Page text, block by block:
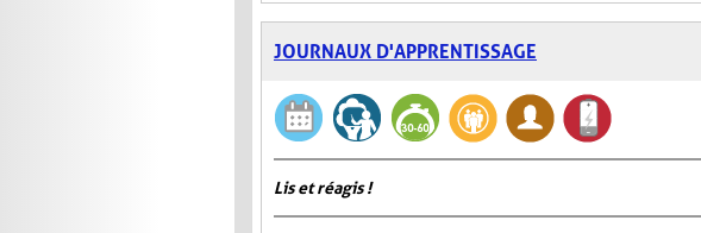
JOURNAUX D'APPRENTISSAGE
Lis et réagis !